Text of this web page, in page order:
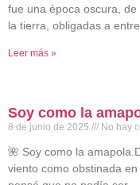
fue una época oscura,
la tierra, obligadas a
Leer más »
Soy como la
8 de junio de 2025 No hay
🌺 Soy como la
viento como obstinada